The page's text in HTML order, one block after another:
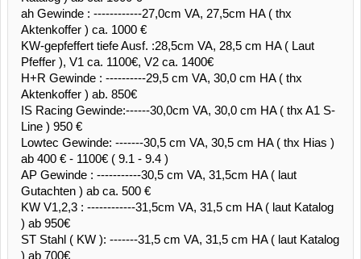
ah Gewinde : ------------27,0cm VA, 27,5cm HA ( thx
Aktenkoffer ) ca. 1000 €
KW-gepfeffert tiefe Ausf. :28,5cm VA, 28,5 cm HA ( Laut
Pfeffer ), V1 ca. 1100€, V2 ca. 1400€
H+R Gewinde : ----------29,5 cm VA, 30,0 cm HA ( thx
Aktenkoffer ) ab. 850€
IS Racing Gewinde:------30,0cm VA, 30,0 cm HA ( thx A1 S-
Line ) 950 €
Lowtec Gewinde: -------30,5 cm VA, 30,5 cm HA ( thx Hias )
ab 400 € - 1100€ ( 9.1 - 9.4 )
AP Gewinde : -----------30,5 cm VA, 31,5cm HA ( laut
Gutachten ) ab ca. 500 €
KW V1,2,3 : ------------31,5cm VA, 31,5 cm HA ( laut Katalog
) ab 950€
ST Stahl ( KW ): -------31,5 cm VA, 31,5 cm HA ( laut Katalog
) ab 700€